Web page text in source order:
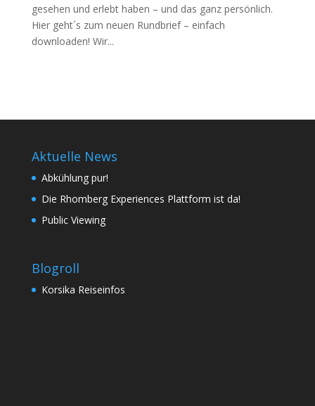
gesehen und erlebt haben – und das ganz persönlich.
Hier geht´s zum neuen Rundbrief – einfach
downloaden! Wir...
Aktuelle News
Abkühlung pur!
Die Rhomberg Experiences Plattform ist da!
Public Viewing
Blogroll
Korsika Reiseinfos